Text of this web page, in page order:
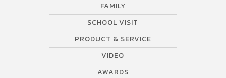
FAMILY
SCHOOL VISIT
PRODUCT & SERVICE
VIDEO
AWARDS